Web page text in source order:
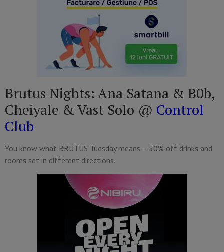
Brutus Nights: Ana Satana & B0b,
Cheiyale & Vast Solo @ Control
Club
You know what BRUTUS Tuesday means – 50% off drinks and
rooms set in different directions.